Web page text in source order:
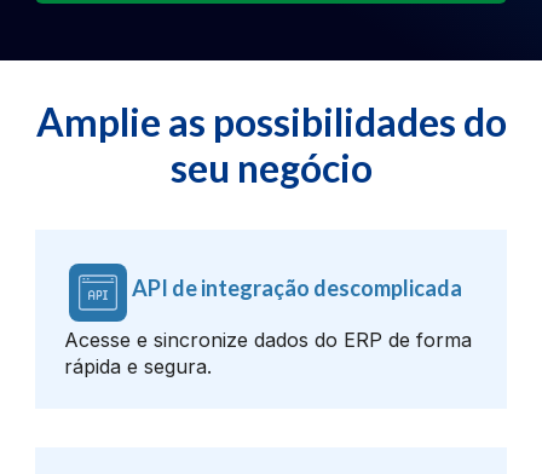
Amplie as possibilidades do
seu negócio
API de integração descomplicada
Acesse e sincronize dados do ERP de forma
rápida e segura.